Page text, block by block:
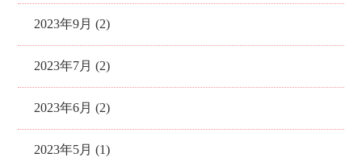
2023年9月 (2)
2023年7月 (2)
2023年6月 (2)
2023年5月 (1)